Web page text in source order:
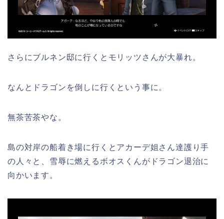
さらにブルネン邸に行くとモリッツさんが大暴れ。
なんとドラゴンを倒しに行くという事に。
無茶苦茶やな。
島の対岸の船着き場に行くとアカーデ姐さん達護り手
の人々と、雪辱に燃えるボオスくんがドラゴン退治に
向かいます。